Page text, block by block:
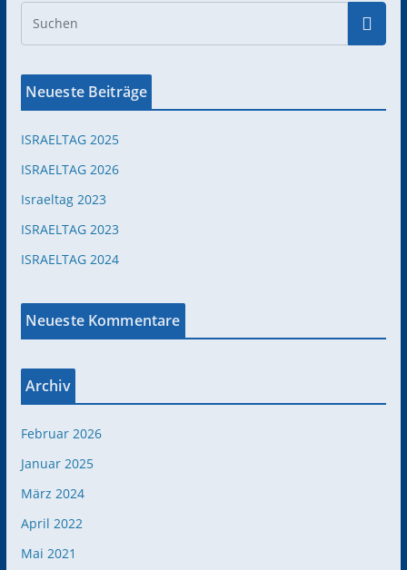
Neueste Beiträge
ISRAELTAG 2025
ISRAELTAG 2026
Israeltag 2023
ISRAELTAG 2023
ISRAELTAG 2024
Neueste Kommentare
Archiv
Februar 2026
Januar 2025
März 2024
April 2022
Mai 2021